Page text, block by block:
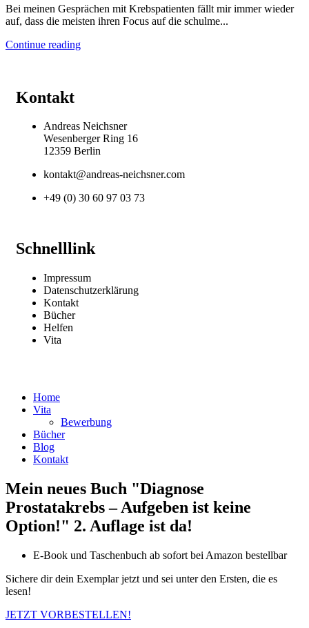
Bei meinen Gesprächen mit Krebspatienten fällt mir immer wieder
auf, dass die meisten ihren Focus auf die schulme...
Continue reading
Kontakt
Andreas Neichsner
Wesenberger Ring 16
12359 Berlin
kontakt@andreas-neichsner.com
+49 (0) 30 60 97 03 73
Schnelllink
Impressum
Datenschutzerklärung
Kontakt
Bücher
Helfen
Vita
Home
Vita
Bewerbung
Bücher
Blog
Kontakt
Mein neues Buch "Diagnose
Prostatakrebs – Aufgeben ist keine
Option!" 2. Auflage ist da!
E-Book und Taschenbuch ab sofort bei Amazon bestellbar
Sichere dir dein Exemplar jetzt und sei unter den Ersten, die es
lesen!
JETZT VORBESTELLEN!